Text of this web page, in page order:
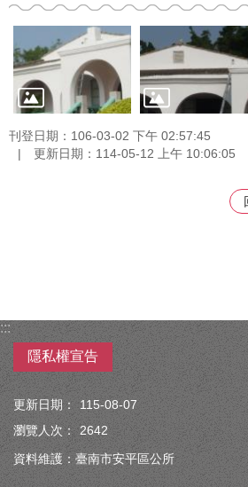
刊登日期：106-03-02 下午 02:57:45
更新日期：114-05-12 上午 10:06:05
:::
隱私權宣告
更新日期：
115-08-07
瀏覽人次：
2642
資料維護：臺南市安平區公所